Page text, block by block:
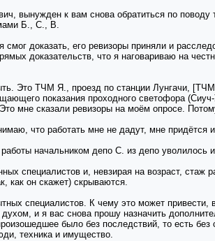
вынужден к вам снова обратиться по
Б., С., В.
доказать, его ревизоры приняли и
доказательств, что я наговариваю на
Это ТЧМ Я., проезд по станции Лунгачи,
показания проходного светофора
мне сказали ревизоры на моём опросе.
что работать мне не дадут, мне придётся
начальником депо С. из депо
специалистов и, невзирая на возраст,
как он скажет) скрываются.
специалистов. К чему это может
и я вас снова прошу назначить
было без последствий, то есть
техника и имущество.